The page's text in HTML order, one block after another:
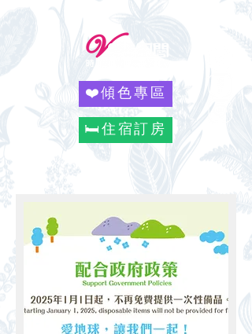
❤️傾色專區
🛏️住宿訂房